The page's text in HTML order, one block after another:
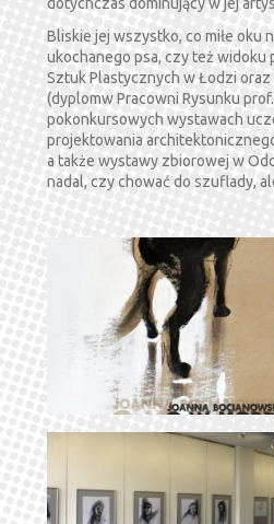
Bliskie jej wszystko, co miłe oku
ukochanego psa, czy też widoku
Sztuk Plastycznych w Łodzi
(dyplomw Pracowni Rysunku
pokonkursowych wystawach
projektowania
a także wystawy zbiorowej w
nadal, czy chować do szuflady,